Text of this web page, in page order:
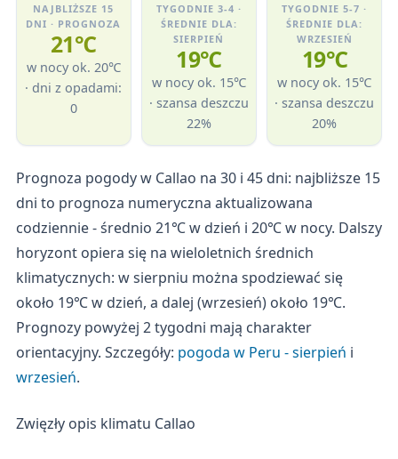
NAJBLIŻSZE 15
DNI · PROGNOZA
21℃
w nocy ok. 20℃
· dni z opadami:
0
TYGODNIE 3-4 ·
ŚREDNIE DLA:
SIERPIEŃ
19℃
w nocy ok. 15℃
· szansa deszczu
22%
TYGODNIE 5-7 ·
ŚREDNIE DLA:
WRZESIEŃ
19℃
w nocy ok. 15℃
· szansa deszczu
20%
Prognoza pogody w Callao na 30 i 45 dni: najbliższe 15
dni to prognoza numeryczna aktualizowana
codziennie - średnio 21℃ w dzień i 20℃ w nocy. Dalszy
horyzont opiera się na wieloletnich średnich
klimatycznych: w sierpniu można spodziewać się
około 19℃ w dzień, a dalej (wrzesień) około 19℃.
Prognozy powyżej 2 tygodni mają charakter
orientacyjny. Szczegóły: pogoda w Peru - sierpień i
wrzesień.
Zwięzły opis klimatu Callao